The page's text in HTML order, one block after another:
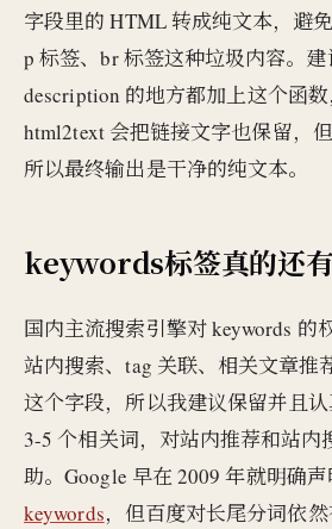
字段里的 HTML 转成纯文本，避
p 标签、br 标签这种垃圾内容。
description 的地方都加上这个函
html2text 会把链接文字也保留，但
所以最终输出是干净的纯文本。
keywords标签真的还有
国内主流搜索引擎对 keywords 的
站内搜索、tag 关联、相关文章推
这个字段，所以我建议保留并且
3-5 个相关词，对站内推荐和站内
助。Google 早在 2009 年就明确
keywords，但百度对长尾分词依